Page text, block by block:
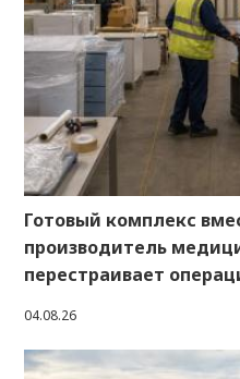
Готовый комплекс
производитель
перестраивает
04.08.26